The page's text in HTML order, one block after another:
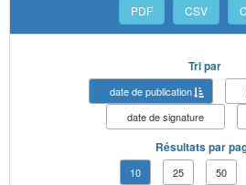
PDF CSV
Tri par
date de publication
date de signature
Résultats par
10 25 50